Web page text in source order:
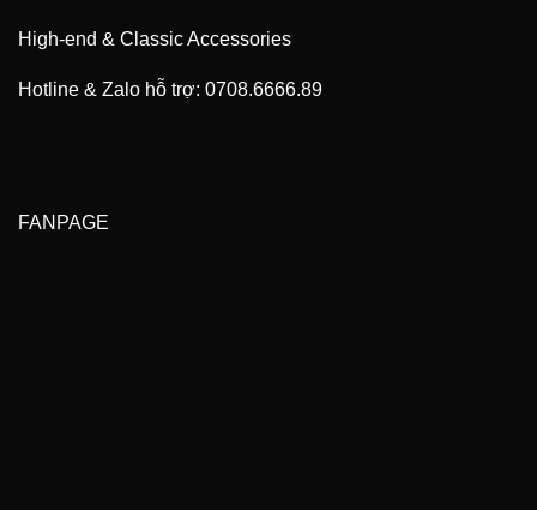
High-end & Classic Accessories
Hotline & Zalo hỗ trợ: 0708.6666.89
FANPAGE